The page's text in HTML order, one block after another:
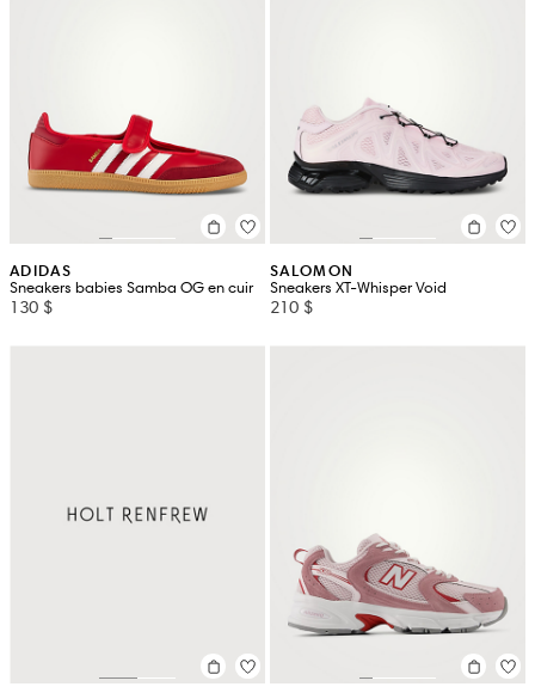
ADIDAS
Sneakers babies Samba OG en cuir
130 $
SALOMON
Sneakers XT-Whisper Void
210 $